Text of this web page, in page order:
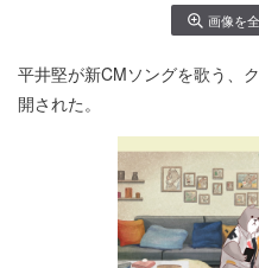
画像を
平井堅が新CMソングを歌う、
開された。